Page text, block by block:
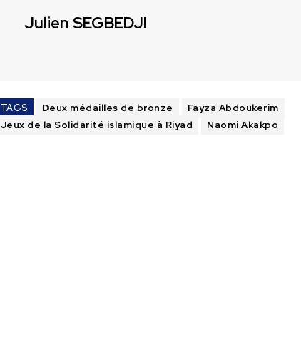
Julien SEGBEDJI
TAGS Deux médailles de bronze
Fayza Abdoukerim
Jeux de la Solidarité islamique à Riyad
Naomi Akakpo